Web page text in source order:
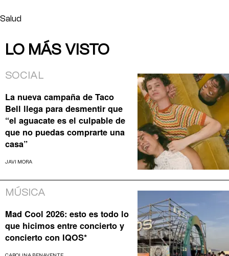
Salud
LO MÁS VISTO
SOCIAL
La nueva campaña de Taco
Bell llega para desmentir que
“el aguacate es el culpable de
que no puedas comprarte una
casa”
JAVI MORA
MÚSICA
Mad Cool 2026: esto es todo lo
que hicimos entre concierto y
concierto con IQOS*